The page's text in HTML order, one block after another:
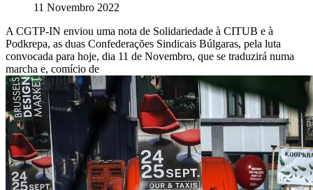
11 Novembro 2022
A CGTP-IN enviou uma nota de Solidariedade à CITUB e à
Podkrepa, as duas Confederações Sindicais Búlgaras, pela luta
convocada para hoje, dia 11 de Novembro, que se traduzirá numa
marcha e, comício de